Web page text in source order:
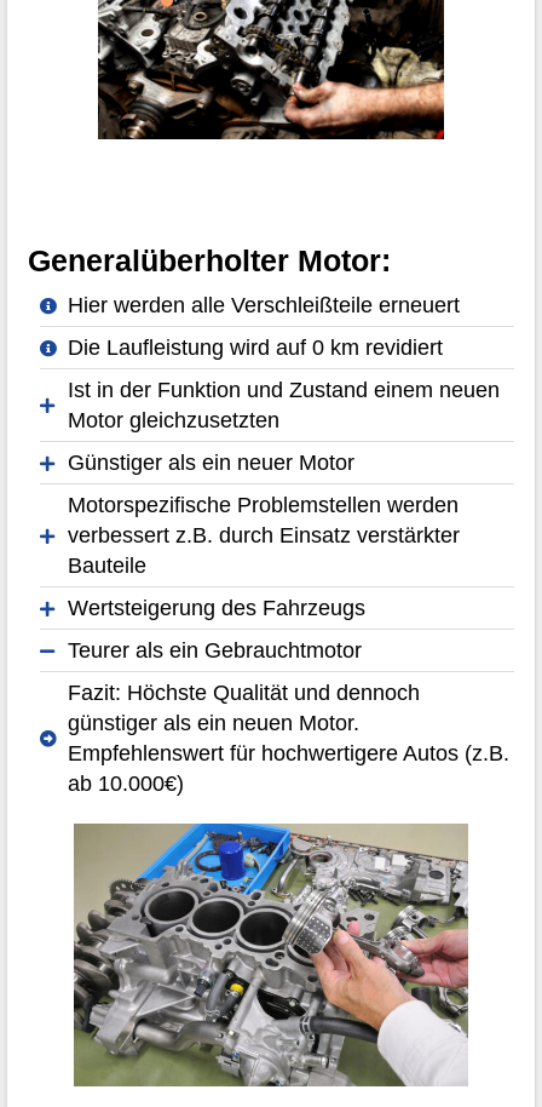
Generalüberholter Motor:
Hier werden alle Verschleißteile erneuert
Die Laufleistung wird auf 0 km revidiert
Ist in der Funktion und Zustand einem neuen
Motor gleichzusetzten
Günstiger als ein neuer Motor
Motorspezifische Problemstellen werden
verbessert z.B. durch Einsatz verstärkter
Bauteile
Wertsteigerung des Fahrzeugs
Teurer als ein Gebrauchtmotor
Fazit: Höchste Qualität und dennoch
günstiger als ein neuen Motor.
Empfehlenswert für hochwertigere Autos (z.B.
ab 10.000€)